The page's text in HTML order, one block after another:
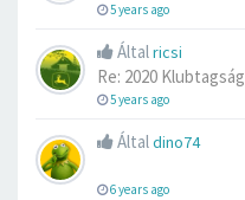
5 years ago
Általricsi
Re: 2020 Klubtagság
5 years ago
Általdino74
6 years ago